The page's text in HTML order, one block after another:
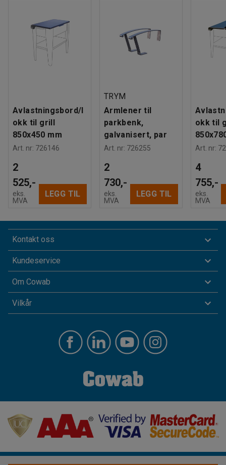
Avlastningsbord/l
okk til grill
850x450 mm
Art. nr: 726146
2
525,-
eks.
MVA
LEGG TIL
TRYM
Armlener til
parkbenk,
galvanisert, par
Art. nr: 726255
2
730,-
eks.
MVA
LEGG TIL
okk til
Art. nr:
4
755,-
eks.
MVA
Kontakt oss
Kundeservice
Om Cowab
Vilkår